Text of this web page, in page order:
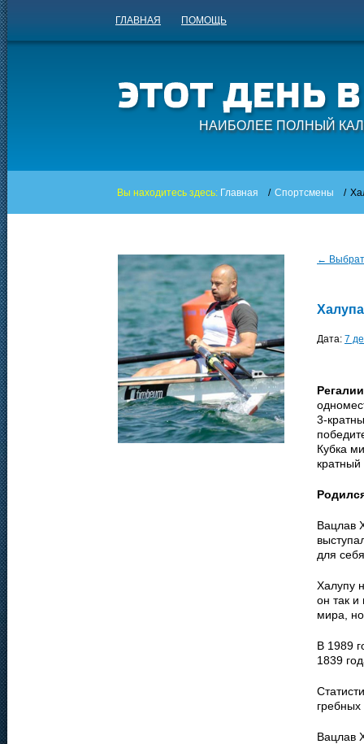
ГЛАВНАЯ ПОМОЩЬ
НАИБОЛЕЕ ПОЛНЫЙ
Вы находитесь здесь: Главная / Спортсмены /
←
Дата: 7
3-
Кубка
Вацлав
для
Халупу
он так
мира,
В 1989
1839
Вацлав